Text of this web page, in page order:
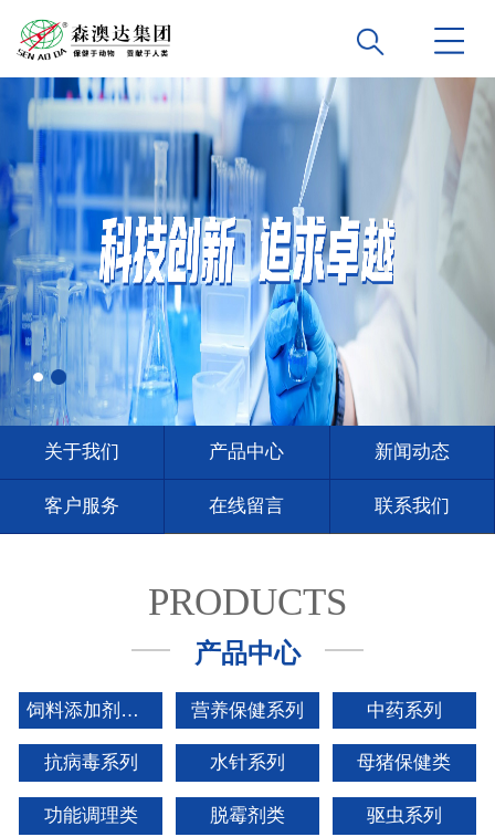
关于我们 产品中心 新闻动态
客户服务 在线留言 联系我们
PRODUCTS
产品中心
饲料添加剂系列 营养保健系列 中药系列
抗病毒系列 水针系列 母猪保健类
功能调理类 脱霉剂类 驱虫系列